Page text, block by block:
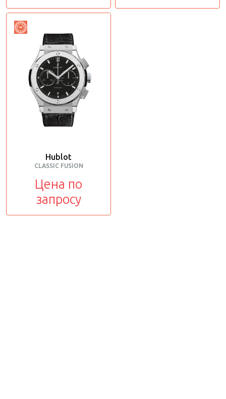
Hublot
CLASSIC FUSION
Цена по
запросу